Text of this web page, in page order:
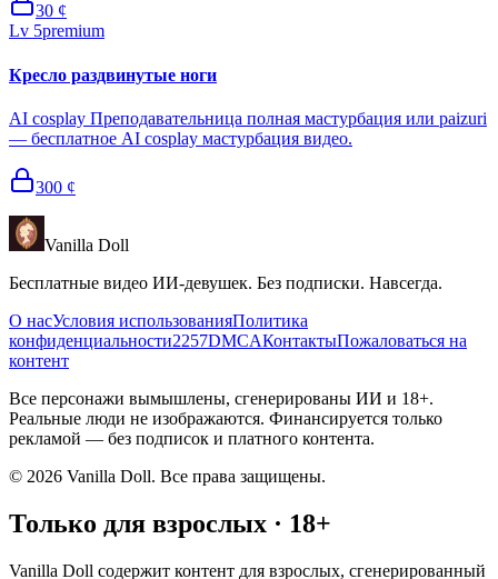
30 ¢
Lv 5premium
Кресло раздвинутые ноги
AI cosplay Преподавательница полная мастурбация или paizuri
— бесплатное AI cosplay мастурбация видео.
300 ¢
Vanilla Doll
Бесплатные видео ИИ-девушек. Без подписки. Навсегда.
О насУсловия использованияПолитика
конфиденциальности2257DMCAКонтактыПожаловаться на
контент
Все персонажи вымышлены, сгенерированы ИИ и 18+.
Реальные люди не изображаются. Финансируется только
рекламой — без подписок и платного контента.
© 2026 Vanilla Doll. Все права защищены.
Только для взрослых · 18+
Vanilla Doll содержит контент для взрослых, сгенерированный